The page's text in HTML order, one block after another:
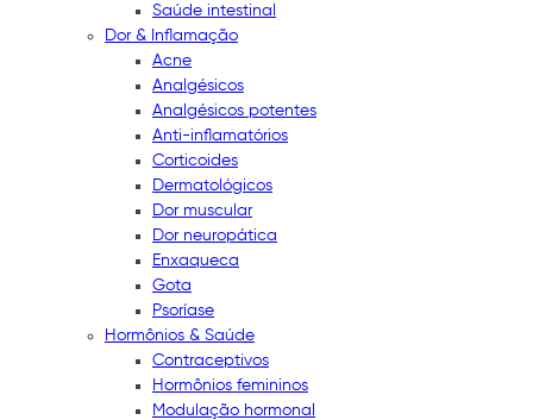
Saúde intestinal
Dor & Inflamação
Acne
Analgésicos
Analgésicos potentes
Anti-inflamatórios
Corticoides
Dermatológicos
Dor muscular
Dor neuropática
Enxaqueca
Gota
Psoríase
Hormônios & Saúde
Contraceptivos
Hormônios femininos
Modulação hormonal